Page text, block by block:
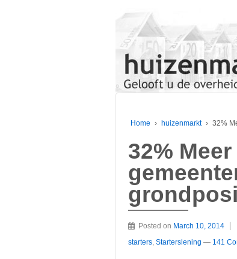
Home › huizenmarkt › 32%
32%
Posted on March 10, 2014
starters Starterslening — 141